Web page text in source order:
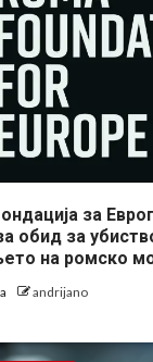
за
обид за
на ромско
andrijano